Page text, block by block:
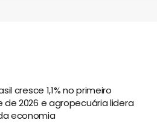
cresce 1,1% no primeiro
de 2026 e agropecuária lidera
economia